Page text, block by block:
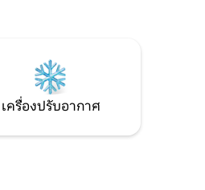
เครื่องปรับอากาศ